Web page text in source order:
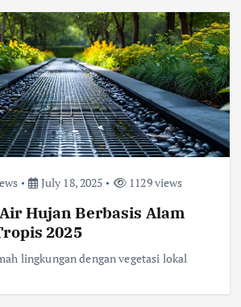
July 18, 2025 1129 views
Hujan Berbasis Alam
2025
lingkungan dengan vegetasi lokal